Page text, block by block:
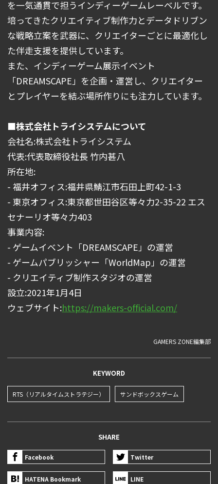
を一気通貫で担うインディーゲームレーベルです。
培ってきたクリエイティブ制作力とデータドリブン
な戦略立案を武器に、クリエイターごとに最適化し
た伴走支援を提供しています。
また、インディーゲーム展示イベント
「DREAMSCAPE」を企画・運営し、クリエイター
とプレイヤーを結ぶ場所作りにも注力しています。
■株式会社トライシステムについて
会社名:株式会社トライシステム
代表:代表取締役社⾧ 竹内甚八
所在地:
- 福井オフィス:福井県鯖江市石田上町42-1-3
- 東京オフィス:東京都世田谷区等々力2-35-22 エス
セナーリオ等々力403
事業内容:
- ゲームイベント「DREAMSCAPE」の運営
- ゲームパブリッシャー「WorldMap」の運営
- クリエイティブ制作スタジオの運営
設立:2021年1月4日
ウェブサイト:https://makers-official.com/
GAMERS ZONE編集部
KEYWORD
RTS（リアルタイムストラテジー） サンドボックスゲーム
SHARE
Facebook Twitter
HATENA Bookmark LINE